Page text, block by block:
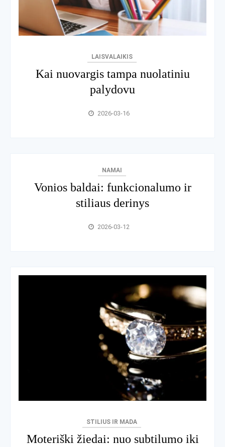
LAISVALAIKIS
Kai nuovargis tampa nuolatiniu
palydovu
2026-03-16
NAMAI
Vonios baldai: funkcionalumo ir
stiliaus derinys
2026-03-12
STILIUS IR MADA
Moteriški žiedai: nuo subtilumo iki